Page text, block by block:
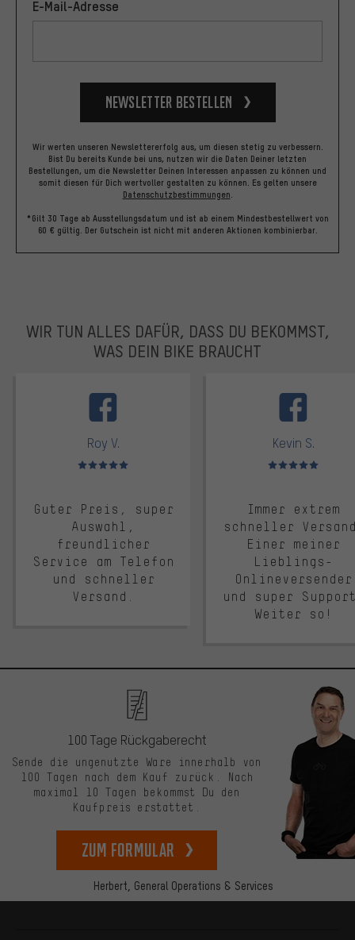
E-Mail-Adresse
Newsletter bestellen
Wir werten unseren Newslettererfolg aus, um diesen stetig zu verbessern.
Bist Du bereits Kunde bei uns, nutzen wir die Daten Deiner letzten
Bestellungen, um die Newsletter Deinen Interessen anpassen zu können und
somit diesen für Dich wertvoller gestalten zu können. Es gelten unsere
Datenschutzbestimmungen
*Gilt 30 Tage ab Ausstellungsdatum und ist ab einem Mindestbestellwert von
60 € gültig. Der Gutschein ist nicht mit anderen Aktionen kombinierbar.
WIR TUN ALLES DAFÜR, DASS DU BEKOMMST,
WAS DEIN BIKE BRAUCHT
Roy V.
Bewertungen: 5 von 5
Guter Preis, super
Auswahl,
freundlicher
Service am Telefon
und schneller
Versand.
Kevin S.
Bewertungen: 5 von 5
Immer extrem
schneller
Einer meiner
Lieblings-
Onlineversender
und super
Weiter so!
Herbert, General Operations & Services
100 Tage Rückgaberecht
Sende die ungenutzte Ware innerhalb von
100 Tagen nach dem Kauf zurück. Nach
maximal 10 Tagen bekommst Du den
Kaufpreis erstattet.
zum Formular